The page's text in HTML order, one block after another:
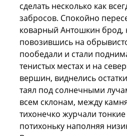
сделать несколько как
забросов. Спокойно
коварный Антошкин брод,
повозившись на
пообедали и стали
тенистых местах и на
вершин, виднелись
таял под солнечными
всем склонам, между
тихонечко журчали
потихоньку наполняя